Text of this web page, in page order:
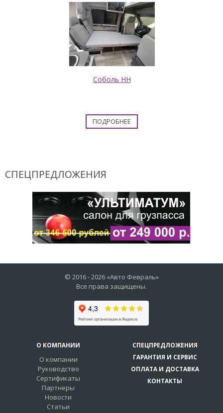
Соболь НН
ПОДРОБНЕЕ
СПЕЦПРЕДЛОЖЕНИЯ
© 2016 -2026 «Авто Февраль»
Все права защищены.
О КОМПАНИИ
О компании
Руководство
Сертификаты
Партнеры
Новости
Статьи
СПЕЦПРЕДЛОЖЕНИЯ
ГАРАНТИЯ И СЕРВИС
ОПЛАТА И ДОСТАВКА
КОНТАКТЫ